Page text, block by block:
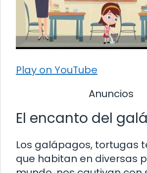
Play on YouTube
Anuncios
El encanto del
Los galápagos, tortugas
que habitan en diversas